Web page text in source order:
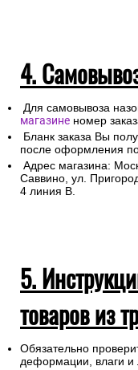
4.
Для самовывоза
магазине номер
Бланк заказа Вы
после оформления
Адрес магазина:
Саввино, ул.
4 линия В.
5.
товаров из
Обязательно
деформации, влаги и